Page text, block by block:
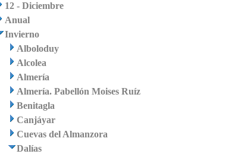
12 - Diciembre
Anual
Invierno
Alboloduy
Alcolea
Almería
Almería. Pabellón Moises Ruíz
Benitagla
Canjáyar
Cuevas del Almanzora
Dalías